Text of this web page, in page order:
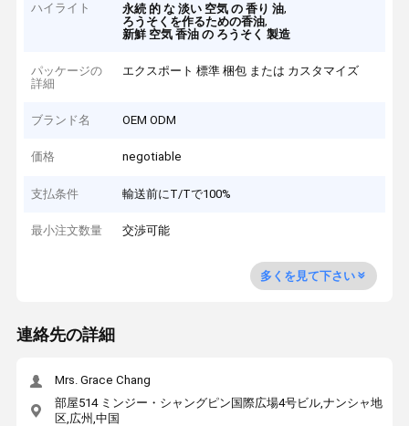
ハイライト 永続 的 な 淡い 空気 の 香り 油,
ろうそくを作るための香油,
新鮮 空気 香油 の ろうそく 製造
パッケージの
詳細
エクスポート 標準 梱包 または カスタマイズ
ブランド名 OEM ODM
価格 negotiable
支払条件 輸送前にT/Tで100%
最小注文数量 交渉可能
多くを見て下さい
連絡先の詳細
Mrs. Grace Chang
部屋514 ミンジー・シャングピン国際広場4号ビル,ナンシャ地
区,広州,中国